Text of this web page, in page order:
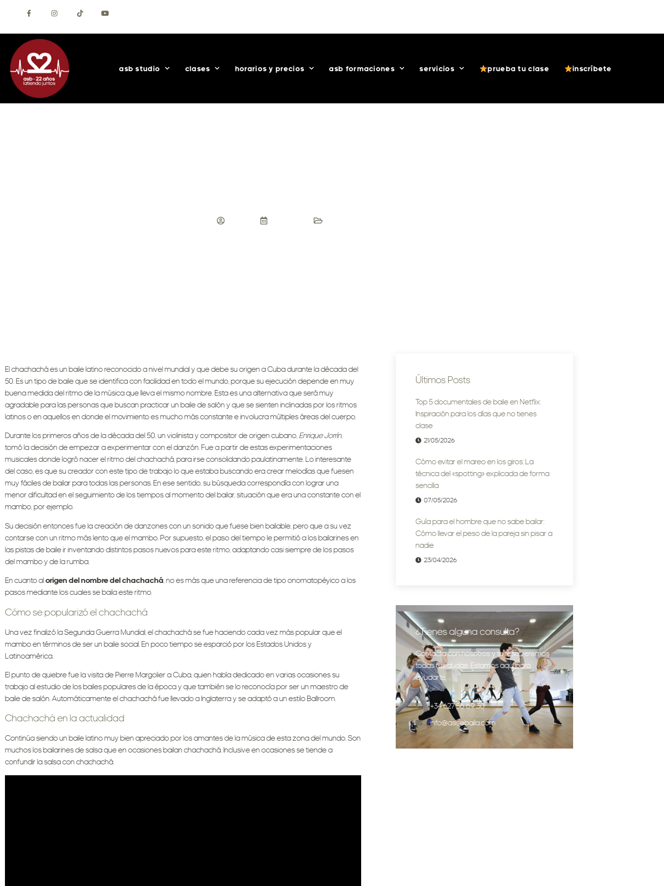
asb studio clases horarios y precios asb formaciones servicios prueba tu clase inscríbete
El chachachá es un baile latino reconocido a nivel mundial y que debe su origen a Cuba durante la década del
50. Es un tipo de baile que se identifica con facilidad en todo el mundo, porque su ejecución depende en muy
buena medida del ritmo de la música que lleva el mismo nombre. Esta es una alternativa que será muy
agradable para las personas que buscan practicar un baile de salón y que se sienten inclinadas por los ritmos
latinos o en aquellos en donde el movimiento es mucho más constante e involucra múltiples áreas del cuerpo.
Durante los primeros años de la década del 50, un violinista y compositor de origen cubano, Enrique Jorrín,
tomó la decisión de empezar a experimentar con el danzón. Fue a partir de estas experimentaciones
musicales donde logró nacer el ritmo del chachachá, para irse consolidando paulatinamente. Lo interesante
del caso, es que su creador con este tipo de trabajo lo que estaba buscando era crear melodías que fuesen
muy fáciles de bailar para todas las personas. En ese sentido, su búsqueda correspondía con lograr una
menor dificultad en el seguimiento de los tiempos al momento del bailar, situación que era una constante con el
mambo, por ejemplo.
Su decisión entonces fue la creación de danzones con un sonido que fuese bien bailable, pero que a su vez
contarse con un ritmo más lento que el mambo. Por supuesto, el paso del tiempo le permitió a los bailarines en
las pistas de baile ir inventando distintos pasos nuevos para este ritmo, adaptando casi siempre de los pasos
del mambo y de la rumba.
En cuanto alorigen del nombre del chachachá, no es más que una referencia de tipo onomatopéyico a los
pasos mediante los cuales se baila este ritmo.
Cómo se popularizó el chachachá
Una vez finalizó la Segunda Guerra Mundial, el chachachá se fue haciendo cada vez más popular que el
mambo en términos de ser un baile social. En poco tiempo se esparció por los Estados Unidos y
Latinoamérica.
El punto de quiebre fue la visita de Pierre Margolier a Cuba, quien había dedicado en varias ocasiones su
trabajo al estudio de los bailes populares de la época y que también se lo reconocía por ser un maestro de
baile de salón. Automáticamente el chachachá fue llevado a Inglaterra y se adaptó a un estilo Ballroom.
Chachachá en la actualidad
Continúa siendo un baile latino muy bien apreciado por los amantes de la música de esta zona del mundo. Son
muchos los bailarines de salsa que en ocasiones bailan chachachá. Inclusive en ocasiones se tiende a
confundir la salsa con chachachá.
Últimos Posts
Top 5 documentales de baile en Netflix:
Inspiración para los días que no tienes
clase
21/05/2026
Cómo evitar el mareo en los giros: La
técnica del «spotting» explicada de forma
sencilla
07/05/2026
Guía para el hombre que no sabe bailar:
Cómo llevar el peso de la pareja sin pisar a
nadie
23/04/2026
¿Tienes alguna consulta?
Contacta con nosotros y te resolveremos
todas tus dudas. Estamos aquí para
ayudarte.
+34 627 56 69 30
info@asisebaila.com